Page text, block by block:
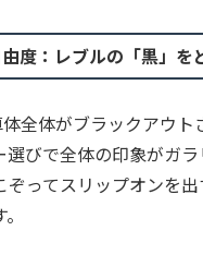
度：レブルの「黒」を
全体がブラックアウト
びで全体の印象がガラ
ぞってスリップオンを